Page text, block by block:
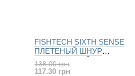
FISHTECH SIXTH SENSE
ПЛЕТЕНЫЙ ШНУР
РЫБОЛОВНЫЙ (салат.) 150м
138.00 грн
117.30 грн